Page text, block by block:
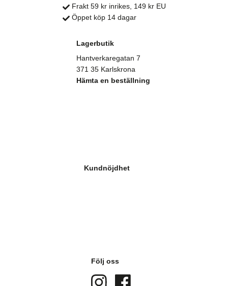
Frakt 59 kr inrikes, 149 kr EU
Öppet köp 14 dagar
Lagerbutik
Hantverkaregatan 7
371 35 Karlskrona
Hämta en beställning
Kundnöjdhet
Följ oss